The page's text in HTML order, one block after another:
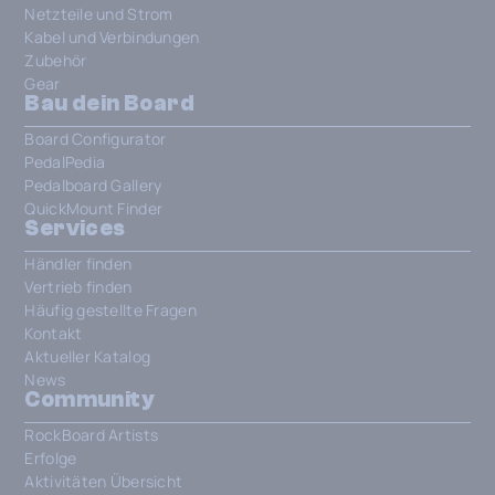
Netzteile und Strom
Kabel und Verbindungen
Zubehör
Gear
Bau dein Board
Board Configurator
PedalPedia
Pedalboard Gallery
QuickMount Finder
Services
Händler finden
Vertrieb finden
Häufig gestellte Fragen
Kontakt
Aktueller Katalog
News
Community
RockBoard Artists
Erfolge
Aktivitäten Übersicht